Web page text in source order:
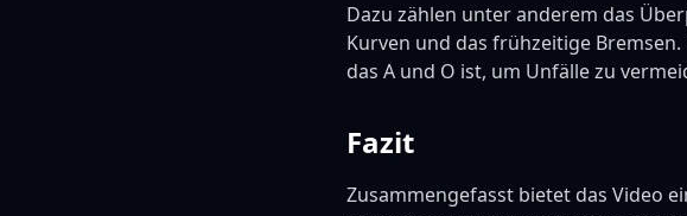
Dazu zählen unter anderem das
Kurven und das frühzeitige
das A und O ist, um Unfälle zu
Fazit
Zusammengefasst bietet das Video